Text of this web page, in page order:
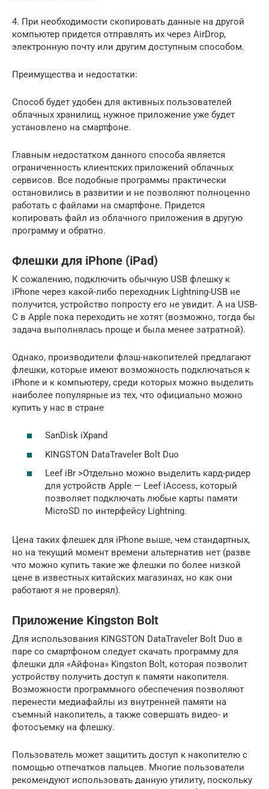
4. При необходимости скопировать данные на другой
компьютер придется отправлять их через AirDrop,
электронную почту или другим доступным способом.
Преимущества и недостатки:
Способ будет удобен для активных пользователей
облачных хранилищ, нужное приложение уже будет
установлено на смартфоне.
Главным недостатком данного способа является
ограниченность клиентских приложений облачных
сервисов. Все подобные программы практически
остановились в развитии и не позволяют полноценно
работать с файлами на смартфоне. Придется
копировать файл из облачного приложения в другую
программу и обратно.
Флешки для iPhone (iPad)
К сожалению, подключить обычную USB флешку к
iPhone через какой-либо переходник Lightning-USB не
получится, устройство попросту его не увидит. А на USB-
C в Apple пока переходить не хотят (возможно, тогда бы
задача выполнялась проще и была менее затратной).
Однако, производители флэш-накопителей предлагают
флешки, которые имеют возможность подключаться к
iPhone и к компьютеру, среди которых можно выделить
наиболее популярные из тех, что официально можно
купить у нас в стране
SanDisk iXpand
KINGSTON DataTraveler Bolt Duo
Leef iBr >Отдельно можно выделить кард-ридер
для устройств Apple — Leef iAccess, который
позволяет подключать любые карты памяти
MicroSD по интерфейсу Lightning.
Цена таких флешек для iPhone выше, чем стандартных,
но на текущий момент времени альтернатив нет (разве
что можно купить такие же флешки по более низкой
цене в известных китайских магазинах, но как они
работают я не проверял).
Приложение Kingston Bolt
Для использования KINGSTON DataTraveler Bolt Duo в
паре со смартфоном следует скачать программу для
флешки для «Айфона» Kingston Bolt, которая позволит
устройству получить доступ к памяти накопителя.
Возможности программного обеспечения позволяют
перенести медиафайлы из внутренней памяти на
съемный накопитель, а также совершать видео- и
фотосъемку на флешку.
Пользователь может защитить доступ к накопителю с
помощью отпечатков пальцев. Многие пользователи
рекомендуют использовать данную утилиту, поскольку